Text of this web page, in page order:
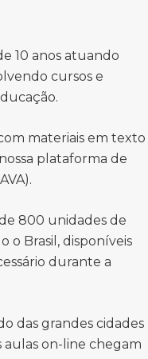
10 anos atuando
cursos e
materiais em texto
plataforma de
800 unidades de
o Brasil, disponíveis
durante a
das grandes cidades
aulas on-line chegam